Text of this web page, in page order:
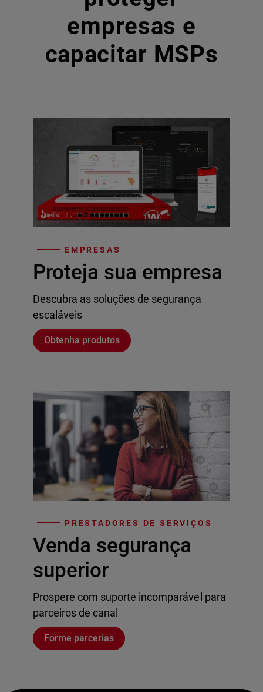
empresas e
capacitar MSPs
EMPRESAS
Proteja sua empresa
Descubra as soluções de segurança
escaláveis
Obtenha produtos
PRESTADORES DE SERVIÇOS
Venda segurança
superior
Prospere com suporte incomparável para
parceiros de canal
Forme parcerias